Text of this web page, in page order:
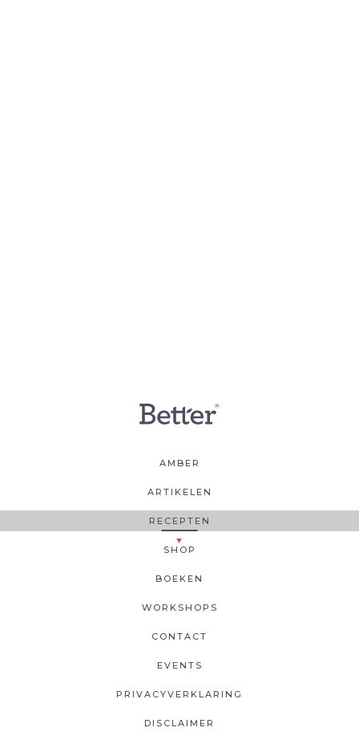
AMBER
ARTIKELEN
RECEPTEN
SHOP
BOEKEN
WORKSHOPS
CONTACT
EVENTS
PRIVACYVERKLARING
DISCLAIMER